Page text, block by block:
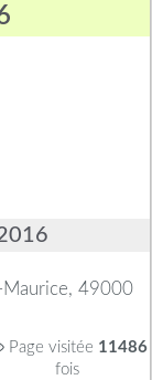
Maurice, 49000
Page visitée 11486
fois